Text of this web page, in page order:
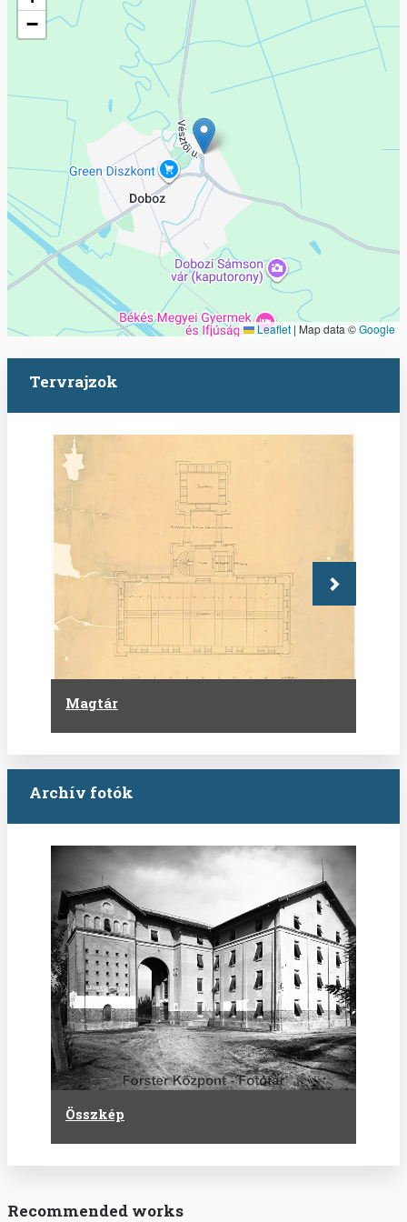
−
Leaflet | Map data ©Google
Tervrajzok
Magtár
Következő
Archív fotók
Összkép
Recommended works